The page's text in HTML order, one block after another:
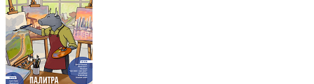
ЖурналCbonds Review